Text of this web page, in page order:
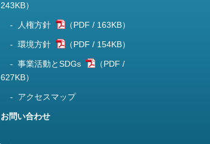
243KB）
人権方針 163KB）
環境方針 154KB）
事業活動とSDGs
627KB）
アクセスマップ
お問い合わせ